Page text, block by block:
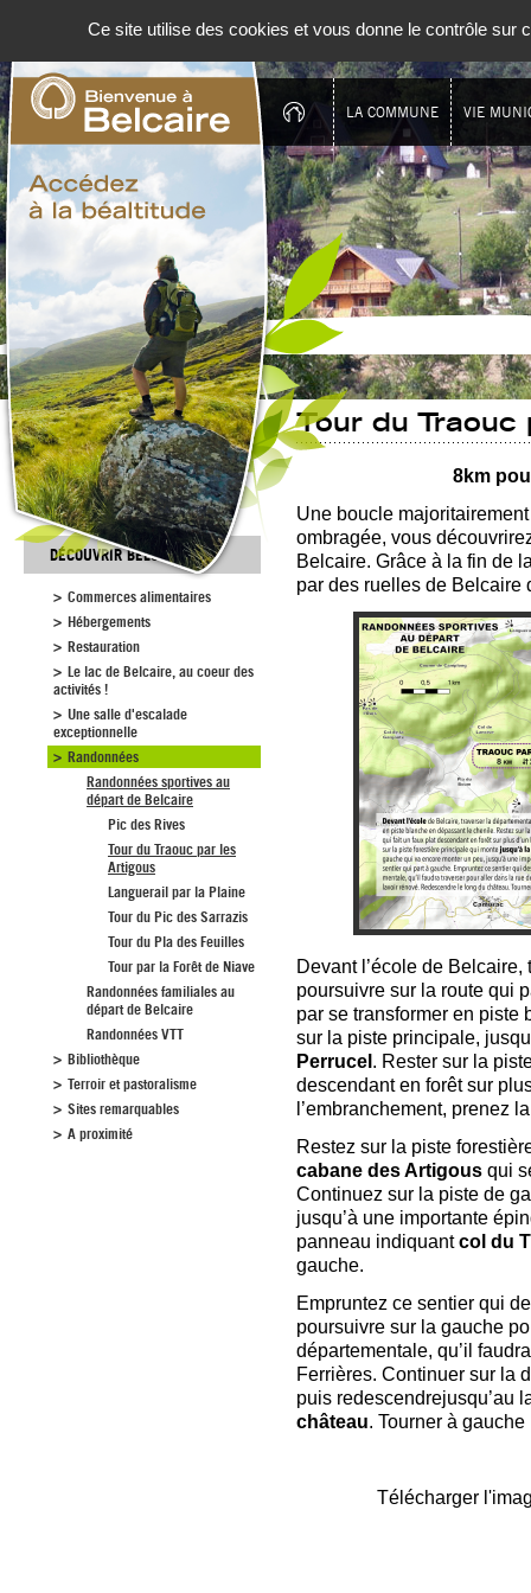
LA COMMUNE VIE
DÉCOUVRIR BELCAIRE
Commerces alimentaires
Hébergements
Restauration
Le lac de Belcaire, au coeur des
activités !
Une salle d'escalade
exceptionnelle
Randonnées
Randonnées sportives au
départ de Belcaire
Pic des Rives
Tour du Traouc par les
Artigous
Languerail par la Plaine
Tour du Pic des Sarrazis
Tour du Pla des Feuilles
Tour par la Forêt de Niave
Randonnées familiales au
départ de Belcaire
Randonnées VTT
Bibliothèque
Terroir et pastoralisme
Sites remarquables
A proximité
Tour du Traouc
8km
Une boucle
ombragée, vous
Belcaire. Grâce à la fin de
par des ruelles de Belcaire
Devant l’école de
poursuivre sur la route qui
par se transformer en piste
sur la piste principale,
Perrucel . Rester sur la
descendant en forêt sur
l’embranchement, prenez
Restez sur la piste
cabane des Artigous qui
Continuez sur la piste de
jusqu’à une importante
panneau indiquantcol du
gauche.
Empruntez ce sentier qui
poursuivre sur la gauche
départementale, qu’il
Ferrières. Continuer sur la
puis redescendrejusqu’au
château. Tourner à
Télécharger
Ce site utilise des cookies et vous donne le contrôle sur